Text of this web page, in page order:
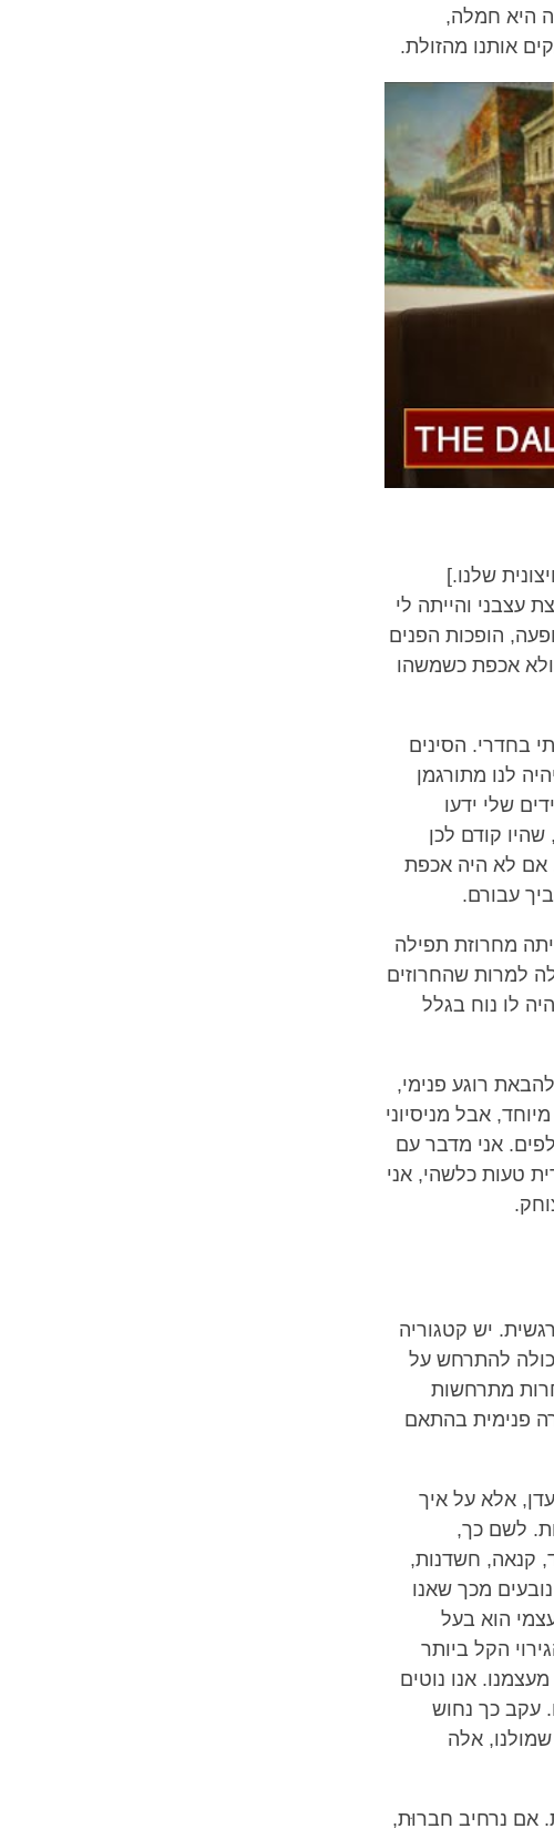
היא חמלה,
אותנו מהזולת.
שלנו.]
עצבני והייתה לי
הופכות הפנים
אכפת כשמשהו
אותי בחדרי. הסינים
לנו מתורגמן
שלי ידעו
קודם לכן
אם לא היה אכפת
עבורם.
מחרוזת תפילה
למרות שהחרוזים
לו נוח בגלל
רוגע פנימי,
אבל מניסיוני
אני מדבר עם
טעות כלשהי, אני
יש קטגוריה
להתרחש על
מתרחשות
פנימית בהתאם
אלא על איך
לשם כך,
קנאה, חשדנות,
מכך שאנו
הוא בעל
הקל ביותר
אנו נוטים
עקב כך נחוש
אלה
אם נרחיב חברוּת,